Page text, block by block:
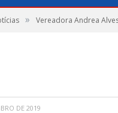
» Vereadora Andrea
DE 2019